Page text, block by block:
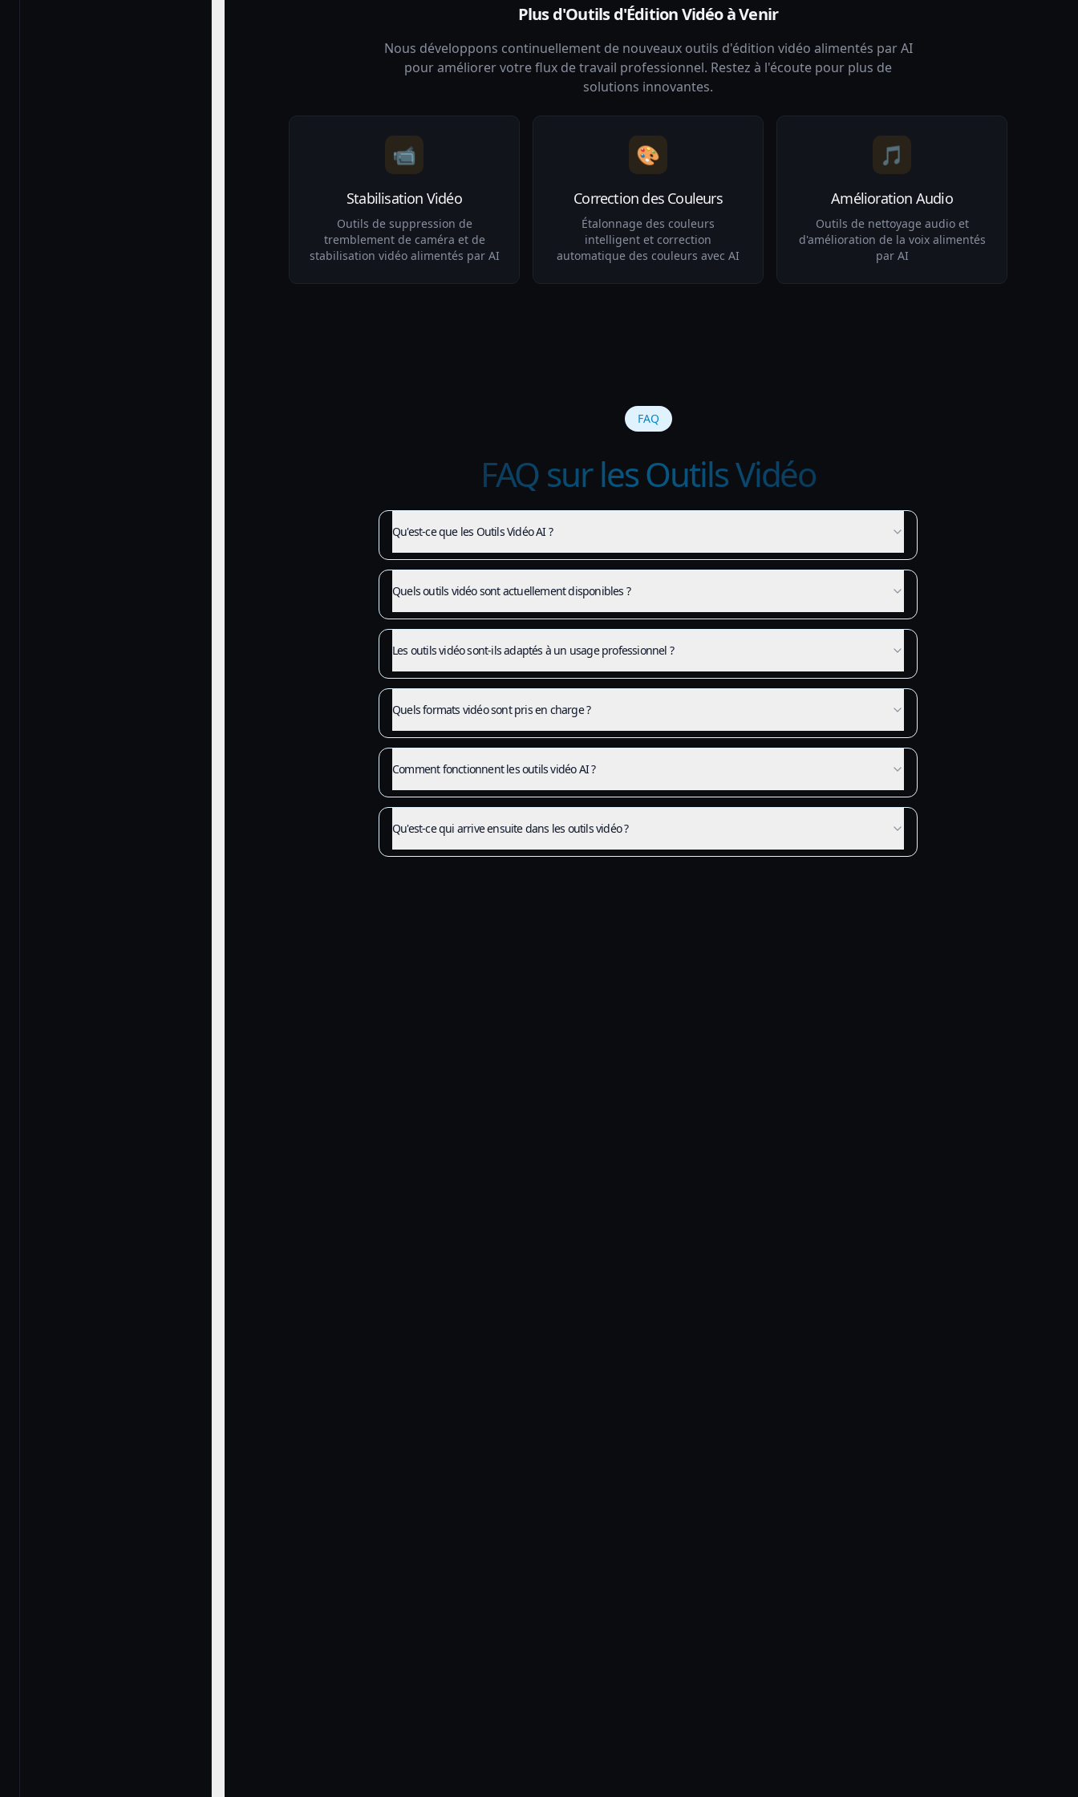
Plus d'Outils d'Édition Vidéo à Venir
Nous développons continuellement de nouveaux outils d'édition vidéo alimentés par AI
pour améliorer votre flux de travail professionnel. Restez à l'écoute pour plus de
solutions innovantes.
📹
Stabilisation Vidéo
Outils de suppression de
tremblement de caméra et de
stabilisation vidéo alimentés par AI
🎨
Correction des Couleurs
Étalonnage des couleurs
intelligent et correction
automatique des couleurs avec AI
🎵
Amélioration Audio
Outils de nettoyage audio et
d'amélioration de la voix alimentés
par AI
FAQ
FAQ sur les Outils Vidéo
Qu'est-ce que les Outils Vidéo AI ?
Quels outils vidéo sont actuellement disponibles ?
Les outils vidéo sont-ils adaptés à un usage professionnel ?
Quels formats vidéo sont pris en charge ?
Comment fonctionnent les outils vidéo AI ?
Qu'est-ce qui arrive ensuite dans les outils vidéo ?